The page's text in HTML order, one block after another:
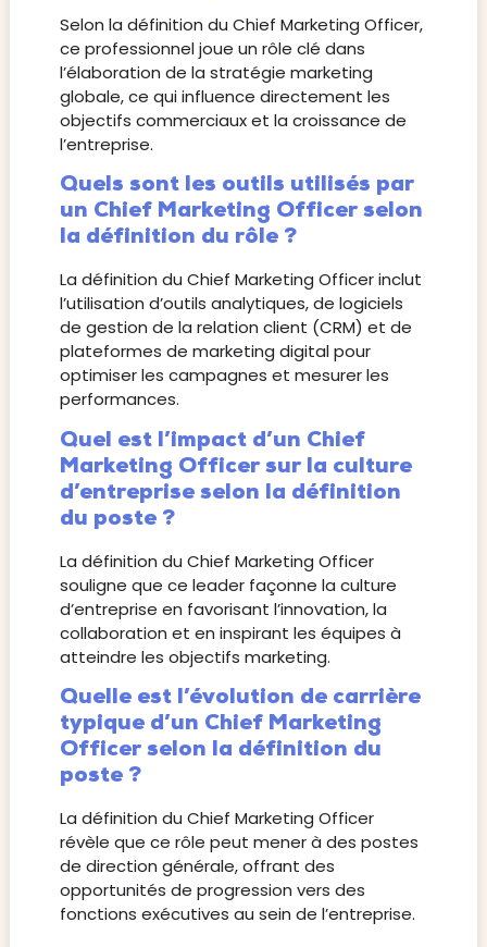
Selon la définition du Chief Marketing Officer,
ce professionnel joue un rôle clé dans
l’élaboration de la stratégie marketing
globale, ce qui influence directement les
objectifs commerciaux et la croissance de
l’entreprise.
Quels sont les outils utilisés par
un Chief Marketing Officer selon
la définition du rôle ?
La définition du Chief Marketing Officer inclut
l’utilisation d’outils analytiques, de logiciels
de gestion de la relation client (CRM) et de
plateformes de marketing digital pour
optimiser les campagnes et mesurer les
performances.
Quel est l’impact d’un Chief
Marketing Officer sur la culture
d’entreprise selon la définition
du poste ?
La définition du Chief Marketing Officer
souligne que ce leader façonne la culture
d’entreprise en favorisant l’innovation, la
collaboration et en inspirant les équipes à
atteindre les objectifs marketing.
Quelle est l’évolution de carrière
typique d’un Chief Marketing
Officer selon la définition du
poste ?
La définition du Chief Marketing Officer
révèle que ce rôle peut mener à des postes
de direction générale, offrant des
opportunités de progression vers des
fonctions exécutives au sein de l’entreprise.